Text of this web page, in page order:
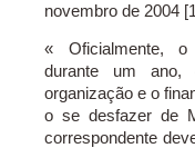
novembro de 2004
« Oficialmente, o
durante um
organização e o
o se desfazer de
correspondente